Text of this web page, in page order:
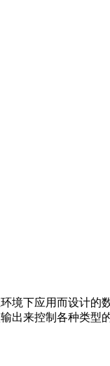
境下应用而设计
出来控制各种类型